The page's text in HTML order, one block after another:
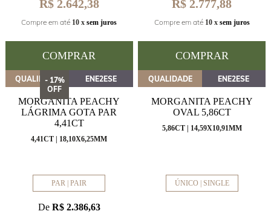
R$ 2.642,38
Compre em até 10 x sem juros
COMPRAR
R$ 2.777,88
Compre em até 10 x sem juros
COMPRAR
- 17%
OFF
QUALIDADE ENE2ESE
MORGANITA PEACHY
LÁGRIMA GOTA PAR
4,41CT
4,41CT | 18,10X6,25MM
PAR | PAIR
De R$ 2.386,63
QUALIDADE ENE2ESE
MORGANITA PEACHY
OVAL 5,86CT
5,86CT | 14,59X10,91MM
ÚNICO | SINGLE